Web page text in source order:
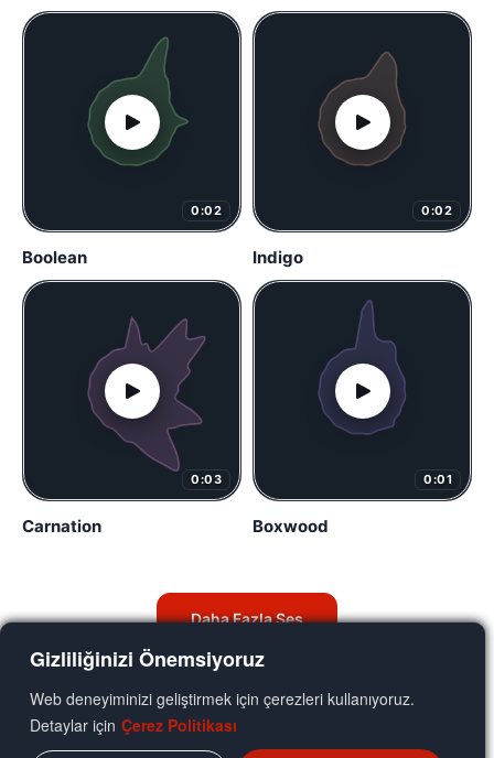
Gizliliğinizi Önemsiyoruz
Web deneyiminizi geliştirmek için çerezleri kullanıyoruz.
Detaylar için Çerez Politikası
0:02
Boolean
0:02
Indigo
0:03
Carnation
0:01
Boxwood
Daha Fazla Ses